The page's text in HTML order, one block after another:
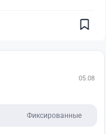
05.08
Фиксированные